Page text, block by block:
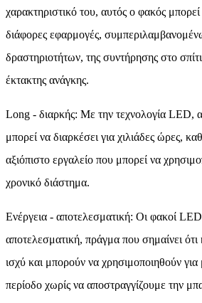
χαρακτηριστικό του, αυτός ο φακός μπορεί
διάφορες εφαρμογές,
δραστηριοτήτων, της συντήρησης στο
έκτακτης ανάγκης.
Long - διαρκής: Με την τεχνολογία LED,
μπορεί να διαρκέσει για χιλιάδες ώρες,
αξιόπιστο εργαλείο που μπορεί να
χρονικό διάστημα.
Ενέργεια - αποτελεσματική: Οι φακοί LED
αποτελεσματική, πράγμα που σημαίνει
ισχύ και μπορούν να χρησιμοποιηθούν για
περίοδο χωρίς να αποστραγγίζουμε την